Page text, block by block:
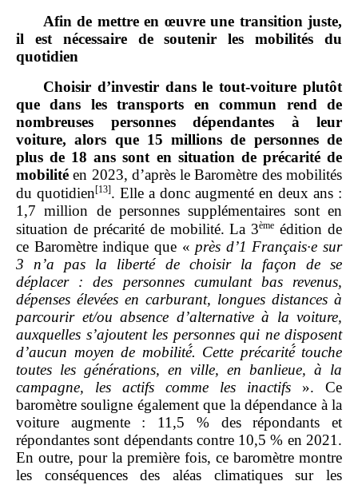
Afin de mettre en œuvre une transition juste,
il est nécessaire de soutenir les mobilités du
quotidien
Choisir d’investir dans le tout‑voiture plutôt
que dans les transports en commun rend de
nombreuses personnes dépendantes à leur
voiture, alors que 15 millions de personnes de
plus de 18 ans sont en situation de précarité de
mobilité en 2023, d’après le Baromètre des mobilités
du quotidien[13]. Elle a donc augmenté en deux ans :
1,7 million de personnes supplémentaires sont en
situation de précarité de mobilité. La 3ème édition de
ce Baromètre indique que « près d’1 Français·e sur
3 n’a pas la liberté de choisir la façon de se
déplacer
: des personnes cumulant bas revenus,
dépenses élevées en carburant, longues distances à
parcourir et/ou absence d’alternative à la voiture,
auxquelles s’ajoutent les personnes qui ne disposent
d’aucun moyen de mobilité́. Cette précarité́ touche
toutes les générations, en ville, en banlieue, à la
campagne, les actifs comme les inactifs ». Ce
baromètre souligne également que la dépendance à la
voiture augmente : 11,5 % des répondants et
répondantes sont dépendants contre 10,5 % en 2021.
En outre, pour la première fois, ce baromètre montre
les conséquences des aléas climatiques sur les